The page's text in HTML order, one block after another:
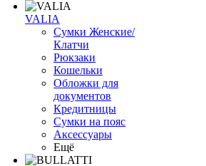
VALIA
Сумки Женские/
Клатчи
Рюкзаки
Кошельки
Обложки для
документов
Кредитницы
Сумки на пояс
Аксессуары
Ещё